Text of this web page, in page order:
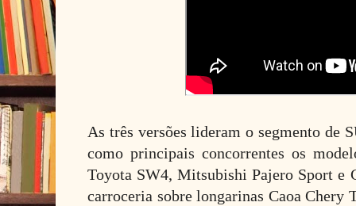
As três versões lideram o segmento de
como principais concorrentes os
Toyota SW4, Mitsubishi Pajero Sport e
carroceria sobre longarinas Caoa Chery